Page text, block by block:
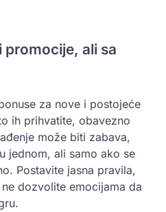
ali sa
za nove i postojeće
ih prihvatite, obavezno
može biti zabava,
jednom, ali samo ako se
Postavite jasna pravila,
dozvolite emocijama da